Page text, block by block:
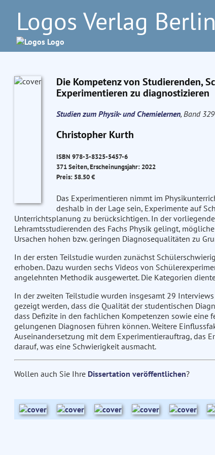
Logos Verlag Berlin
Die Kompetenz von Studierenden,
Experimentieren zu diagnostizieren
Studien zum Physik- und Chemielernen, Band 329
Christopher Kurth
ISBN 978-3-8325-5457-6
371 Seiten, Erscheinungsjahr: 2022
Preis: 58.50 €
Das Experimentieren nimmt im
deshalb in der Lage sein, Experimente auf
Unterrichtsplanung zu berücksichtigen. In der
Lehramtsstudierenden des Fachs Physik gelingt,
Ursachen hohen bzw. geringen Diagnosequalitäten zu
In der ersten Teilstudie wurden zunächst
erhoben. Dazu wurden sechs Videos von
angelehnten Methodik ausgewertet. Die Kategorien
In der zweiten Teilstudie wurden insgesamt 29
gezeigt werden, dass die Qualität der studentischen
dass Defizite in den fachlichen Kompetenzen sowie eine
gelungenen Diagnosen führen können. Weitere
Auseinandersetzung mit dem Experimentierauftrag, das
darauf, was eine Schwierigkeit ausmacht.
Wollen auch Sie Ihre Dissertation veröffentlichen?